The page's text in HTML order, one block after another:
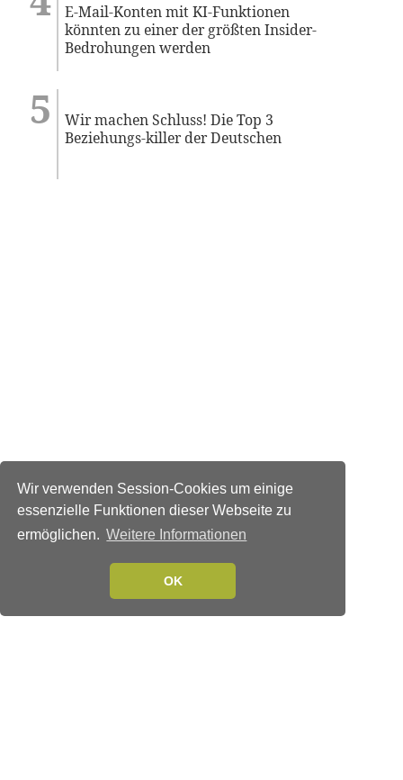
Wir verwenden Session-Cookies um einige
essenzielle Funktionen dieser Webseite zu
ermöglichen. Weitere Informationen
OK
E-Mail-Konten mit KI-Funktionen
könnten zu einer der größten Insider-
Bedrohungen werden
Wir machen Schluss! Die Top 3
Beziehungs-killer der Deutschen